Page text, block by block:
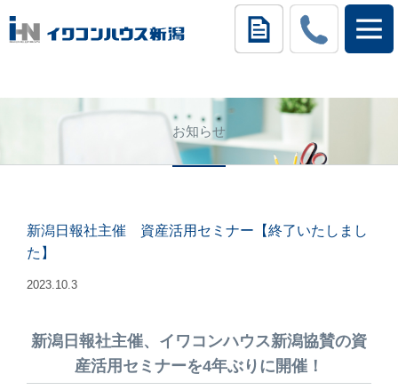
お知らせ
新潟日報社主催 資産活用セミナー【終了いたしまし
た】
2023.10.3
新潟日報社主催、イワコンハウス新潟協賛の資
産活用セミナーを4年ぶりに開催！